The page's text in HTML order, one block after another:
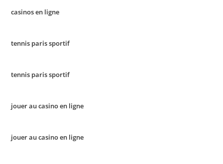
casinos en ligne
tennis paris sportif
tennis paris sportif
jouer au casino en ligne
jouer au casino en ligne